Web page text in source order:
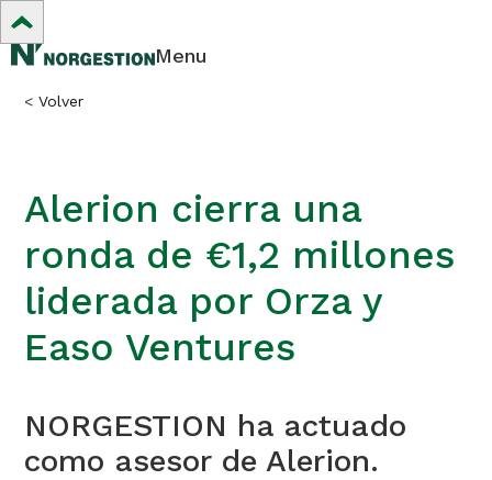
Menu
< Volver
Alerion cierra una
ronda de €1,2 millones
liderada por Orza y
Easo Ventures
NORGESTION ha actuado
como asesor de Alerion.